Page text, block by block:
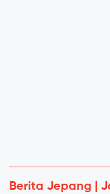
Berita Jepang |